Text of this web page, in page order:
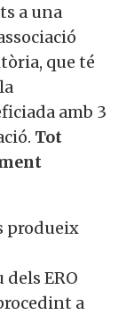
a una
que té
amb 3
Tot
produeix
ERO
a